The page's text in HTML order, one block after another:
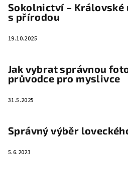
Sokolnictví – Královské
s přírodou
19.10.2025
Jak vybrat správnou
průvodce pro myslivce
31.5.2025
Správný výběr
5.6.2023